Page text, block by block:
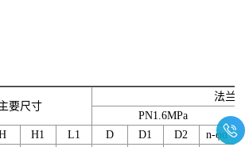
要尺寸
法兰
PN1.6MPa
H1 L1 D D1 D2
n-φd